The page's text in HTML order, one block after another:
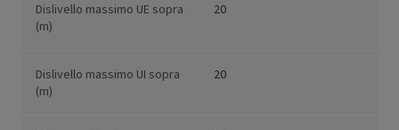
Dislivello massimo UE sopra
(m)
20
Dislivello massimo UI sopra
(m)
20